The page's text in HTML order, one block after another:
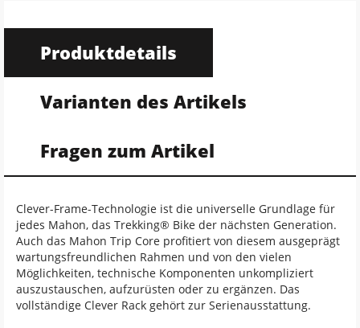
Produktdetails
Varianten des Artikels
Fragen zum Artikel
Clever-Frame-Technologie ist die universelle Grundlage für
jedes Mahon, das Trekking® Bike der nächsten Generation.
Auch das Mahon Trip Core profitiert von diesem ausgeprägt
wartungsfreundlichen Rahmen und von den vielen
Möglichkeiten, technische Komponenten unkompliziert
auszustauschen, aufzurüsten oder zu ergänzen. Das
vollständige Clever Rack gehört zur Serienausstattung.